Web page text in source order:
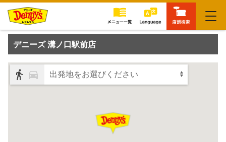
閉じる
デニーズ 溝ノ口駅前店
出発地をお選びください